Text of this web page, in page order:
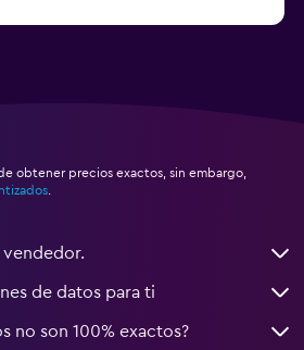
obtener precios exactos, sin embargo,
de datos para ti
no son 100% exactos?